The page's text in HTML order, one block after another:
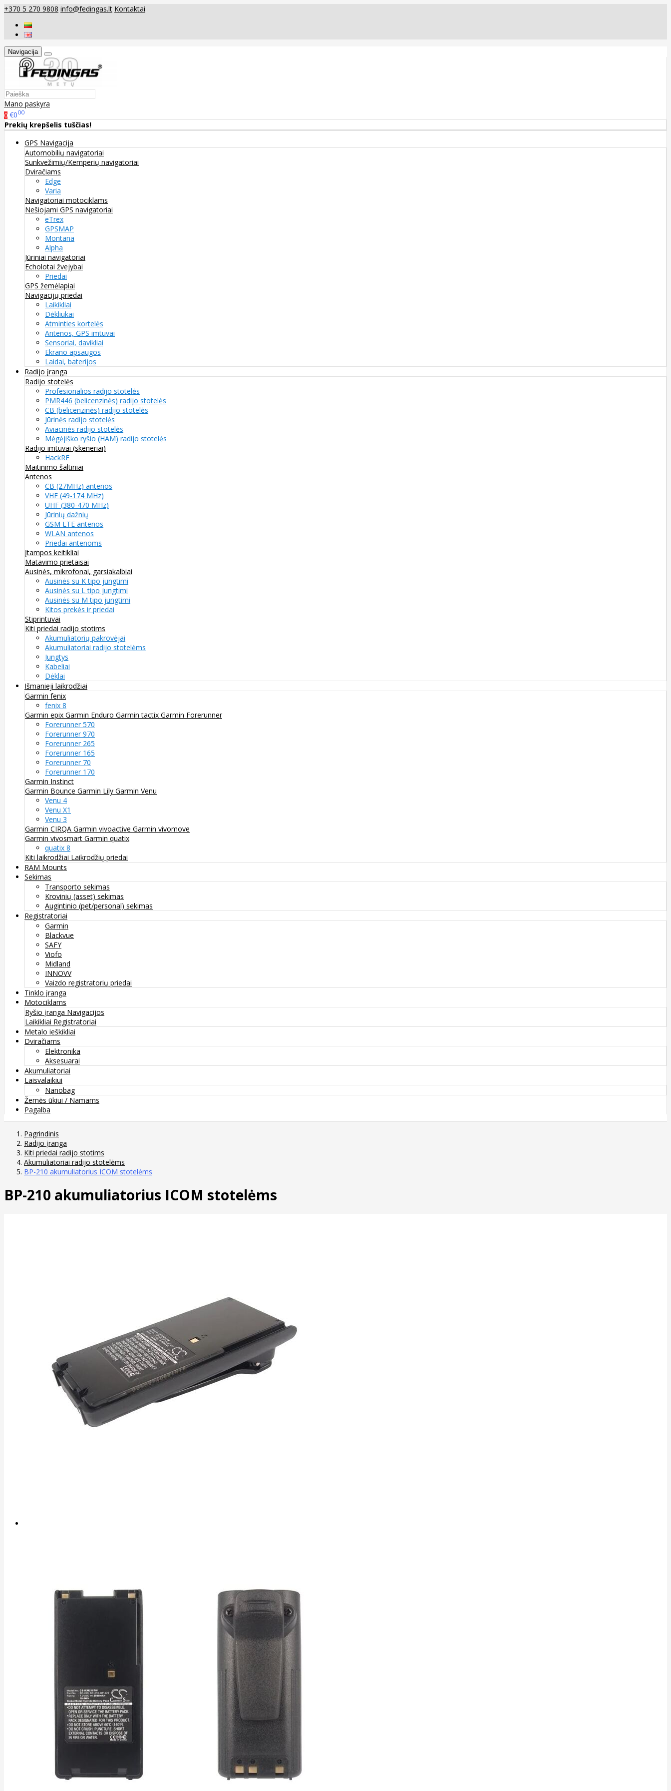
+370 5 270 9808 info@fedingas.lt Kontaktai
Navigacija
Mano paskyra
0 €000
Prekių krepšelis tuščias!
GPS Navigacija
Automobilių navigatoriai
Sunkvežimių/Kemperių navigatoriai
Dviračiams
Edge
Varia
Navigatoriai motociklams
Nešiojami GPS navigatoriai
eTrex
GPSMAP
Montana
Alpha
Jūriniai navigatoriai
Echolotai žvejybai
Priedai
GPS žemėlapiai
Navigacijų priedai
Laikikliai
Dėkliukai
Atminties kortelės
Antenos, GPS imtuvai
Sensoriai, davikliai
Ekrano apsaugos
Laidai, baterijos
Radijo įranga
Radijo stotelės
Profesionalios radijo stotelės
PMR446 (belicenzinės) radijo stotelės
CB (belicenzinės) radijo stotelės
Jūrinės radijo stotelės
Aviacinės radijo stotelės
Mėgėjiško ryšio (HAM) radijo stotelės
Radijo imtuvai (skeneriai)
HackRF
Maitinimo šaltiniai
Antenos
CB (27MHz) antenos
VHF (49-174 MHz)
UHF (380-470 MHz)
Jūrinių dažnių
GSM LTE antenos
WLAN antenos
Priedai antenoms
Įtampos keitikliai
Matavimo prietaisai
Ausinės, mikrofonai, garsiakalbiai
Ausinės su K tipo jungtimi
Ausinės su L tipo jungtimi
Ausinės su M tipo jungtimi
Kitos prekės ir priedai
Stiprintuvai
Kiti priedai radijo stotims
Akumuliatorių pakrovėjai
Akumuliatoriai radijo stotelėms
Jungtys
Kabeliai
Dėklai
Išmanieji laikrodžiai
Garmin fenix
fenix 8
Garmin epix Garmin Enduro Garmin tactix Garmin Forerunner
Forerunner 570
Forerunner 970
Forerunner 265
Forerunner 165
Forerunner 70
Forerunner 170
Garmin Instinct
Garmin Bounce Garmin Lily Garmin Venu
Venu 4
Venu X1
Venu 3
Garmin CIRQA Garmin vivoactive Garmin vivomove
Garmin vivosmart Garmin quatix
quatix 8
Kiti laikrodžiai Laikrodžių priedai
RAM Mounts
Sekimas
Transporto sekimas
Krovinių (asset) sekimas
Augintinio (pet/personal) sekimas
Registratoriai
Garmin
Blackvue
SAFY
Viofo
Midland
INNOVV
Vaizdo registratorių priedai
Tinklo įranga
Motociklams
Ryšio įranga Navigacijos
Laikikliai Registratoriai
Metalo ieškikliai
Dviračiams
Elektronika
Aksesuarai
Akumuliatoriai
Laisvalaikiui
Nanobag
Žemės ūkiui / Namams
Pagalba
Pagrindinis
Radijo įranga
Kiti priedai radijo stotims
Akumuliatoriai radijo stotelėms
BP-210 akumuliatorius ICOM stotelėms
BP-210 akumuliatorius ICOM stotelėms